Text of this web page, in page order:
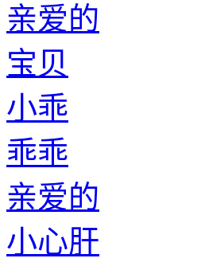
亲爱的
宝贝
小乖
乖乖
亲爱的
小心肝